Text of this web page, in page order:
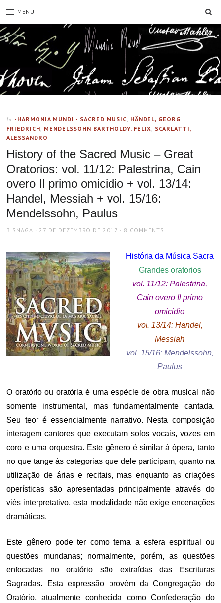
MENU
In -HARMONIA MUNDI - SACRED MUSIC, HÄNDEL, GEORG
FRIEDRICH, MENDELSSOHN BARTHOLDY, FELIX, SCARLATTI,
ALESSANDRO
History of the Sacred Music – Great
Oratorios: vol. 11/12: Palestrina, Cain
overo Il primo omicidio + vol. 13/14:
Handel, Messiah + vol. 15/16:
Mendelssohn, Paulus
AUTHOR
BISNAGA
POSTED
27 DE DEZEMBRO DE 2017 8 COMMENTS
História da Música Sacra
Grandes oratorios
vol. 11/12: Palestrina,
Cain overo Il primo
omicidio
vol. 13/14: Handel,
Messiah
vol. 15/16: Mendelssohn,
Paulus
O oratório ou oratória é uma espécie de obra musical não
somente instrumental, mas fundamentalmente cantada.
Seu teor é essencialmente narrativo. Nesta composição
interagem cantores que executam solos vocais, vozes em
coro e uma orquestra. Este gênero é similar à ópera, tanto
no que tange às categorias que dele participam, quanto na
utilização de árias e recitais, mas enquanto as criações
operísticas são apresentadas principalmente através do
viés interpretativo, esta modalidade não exige encenações
dramáticas.
Este gênero pode ter como tema a esfera espiritual ou
questões mundanas; normalmente, porém, as questões
enfocadas no oratório são extraídas das Escrituras
Sagradas. Esta expressão provém da Congregação do
Oratório, atualmente conhecida como Confederação do